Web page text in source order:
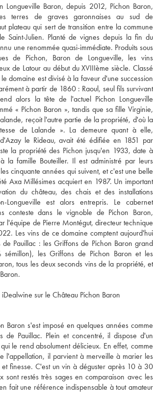
Longueville Baron, depuis 2012, Pichon Baron,
terres de graves garonnaises au sud de
plateau qui sert de transition entre la commune
Saint-Julien. Planté de vignes depuis la fin du
une renommée quasi-immédiate. Produits sous
de Pichon, Baron de Longueville, les vins
de Latour au début du XVIIIème siècle. Classé
domaine est divisé à la faveur d'une succession
à partir de 1860 : Raoul, seul fils survivant
alors la tête de l'actuel Pichon Longueville
« Pichon Baron », tandis que sa fille Virginie,
reçoit l'autre partie de la propriété, d'où la
de Lalande ». La demeure quant à elle,
le Rideau, avait été édifiée en 1851 par
la propriété des Pichon jusqu'en 1933, date à
la famille Bouteiller. Il est administré par leurs
cinquante années qui suivent, et c'est une belle
Axa Millésimes acquiert en 1987. Un important
du château, des chais et des installations
Longueville est alors entrepris. Le cabernet
conteste dans le vignoble de Pichon Baron,
l'équipe de Pierre Montégut, directeur technique
Les vins de ce domaine comptent aujourd'hui
de Pauillac : les Griffons de Pichon Baron grand
les Griffons de Pichon Baron et les
tous les deux seconds vins de la propriété, et
sur le Château Pichon Baron
Baron s'est imposé en quelques années comme
de Pauillac. Plein et concentré, il dispose d'un
le rend absolument délicieux. En effet, comme
l'appellation, il parvient à merveille à marier les
finesse. C'est un vin à déguster après 10 à 30
sont restés très sages en comparaison avec les
fait une référence indispensable à tout amateur